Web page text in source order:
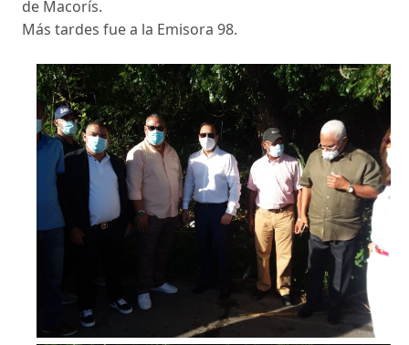
de Macorís.
Más tardes fue a la Emisora 98.